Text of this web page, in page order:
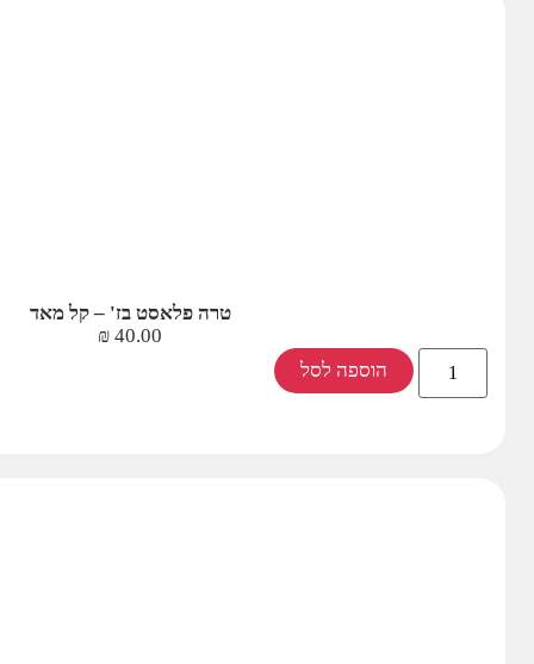
טרה פלאסט בז' – קל מאד
40.00
₪
הוספה לסל